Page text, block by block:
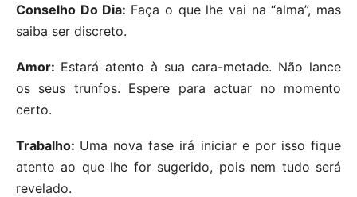
Conselho Do Dia: Faça o que lhe vai na “alma”, mas
saiba ser discreto.
Amor: Estará atento à sua cara-metade. Não lance
os seus trunfos. Espere para actuar no momento
certo.
Trabalho: Uma nova fase irá iniciar e por isso fique
atento ao que lhe for sugerido, pois nem tudo será
revelado.